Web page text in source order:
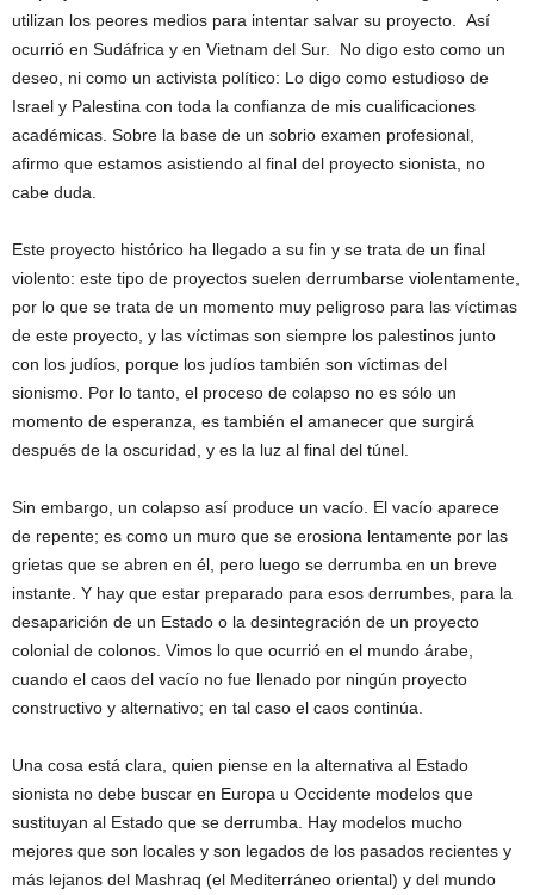
utilizan los peores medios para intentar salvar su proyecto. Así
ocurrió en Sudáfrica y en Vietnam del Sur. No digo esto como un
deseo, ni como un activista político: Lo digo como estudioso de
Israel y Palestina con toda la confianza de mis cualificaciones
académicas. Sobre la base de un sobrio examen profesional,
afirmo que estamos asistiendo al final del proyecto sionista, no
cabe duda.
Este proyecto histórico ha llegado a su fin y se trata de un final
violento: este tipo de proyectos suelen derrumbarse violentamente,
por lo que se trata de un momento muy peligroso para las víctimas
de este proyecto, y las víctimas son siempre los palestinos junto
con los judíos, porque los judíos también son víctimas del
sionismo. Por lo tanto, el proceso de colapso no es sólo un
momento de esperanza, es también el amanecer que surgirá
después de la oscuridad, y es la luz al final del túnel.
Sin embargo, un colapso así produce un vacío. El vacío aparece
de repente; es como un muro que se erosiona lentamente por las
grietas que se abren en él, pero luego se derrumba en un breve
instante. Y hay que estar preparado para esos derrumbes, para la
desaparición de un Estado o la desintegración de un proyecto
colonial de colonos. Vimos lo que ocurrió en el mundo árabe,
cuando el caos del vacío no fue llenado por ningún proyecto
constructivo y alternativo; en tal caso el caos continúa.
Una cosa está clara, quien piense en la alternativa al Estado
sionista no debe buscar en Europa u Occidente modelos que
sustituyan al Estado que se derrumba. Hay modelos mucho
mejores que son locales y son legados de los pasados recientes y
más lejanos del Mashraq (el Mediterráneo oriental) y del mundo